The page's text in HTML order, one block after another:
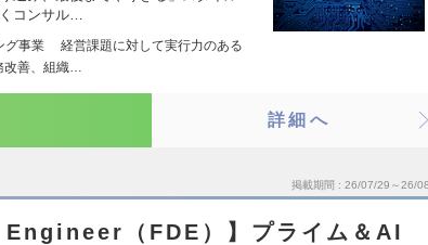
コンサル…
グ事業 経営課題に対して実行力のある
改善、組織…
詳細へ
掲載期間 26/07/29～26/
（FDE）】プライム＆AI